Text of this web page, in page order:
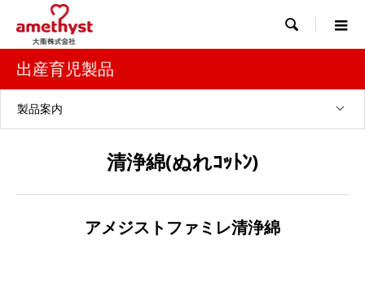

出産育児製品
製品案内
清浄綿(ぬれｺｯﾄﾝ)
アメジストファミレ清浄綿